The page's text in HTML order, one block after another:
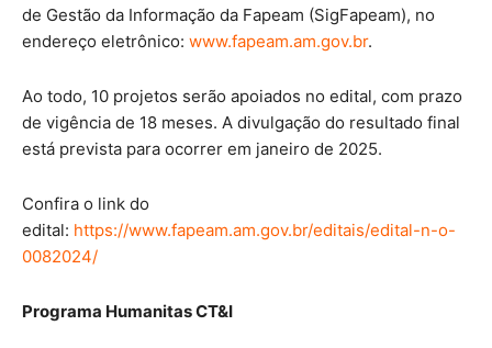
de Gestão da Informação da Fapeam (SigFapeam), no
endereço eletrônico: www.fapeam.am.gov.br.
Ao todo, 10 projetos serão apoiados no edital, com prazo
de vigência de 18 meses. A divulgação do resultado final
está prevista para ocorrer em janeiro de 2025.
Confira o link do
edital: https://www.fapeam.am.gov.br/editais/edital-n-o-
0082024/
Programa Humanitas CT&I